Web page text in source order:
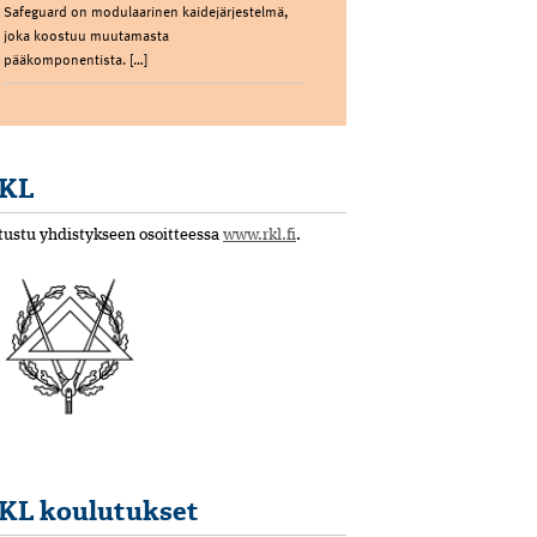
Safeguard on modulaarinen kaidejärjestelmä,
joka koostuu muutamasta
pääkomponentista. […]
yhdistykseen osoitteessa www.rkl.fi.
koulutukset